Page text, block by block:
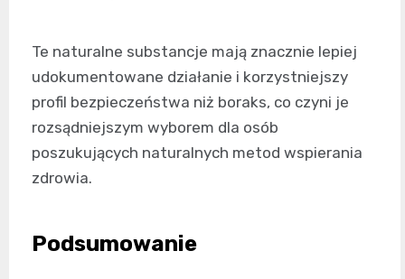
Te naturalne substancje mają znacznie lepiej
udokumentowane działanie i korzystniejszy
profil bezpieczeństwa niż boraks, co czyni je
rozsądniejszym wyborem dla osób
poszukujących naturalnych metod wspierania
zdrowia.
Podsumowanie